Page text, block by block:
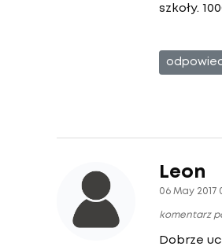
szkoły.
Leon
06 May 2017
komentarz
Dobrze